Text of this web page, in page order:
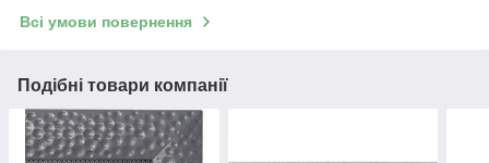
Всі умови повернення
Подібні товари компанії